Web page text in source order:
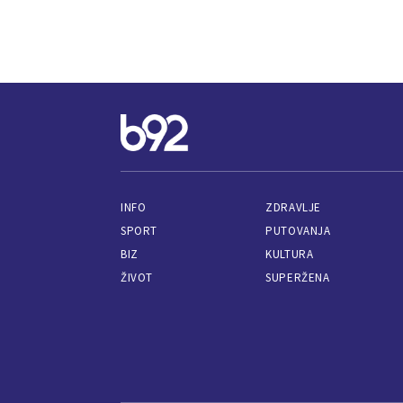
INFO
SPORT
BIZ
ŽIVOT
ZDRAVLJE
PUTOVANJA
KULTURA
SUPERŽENA